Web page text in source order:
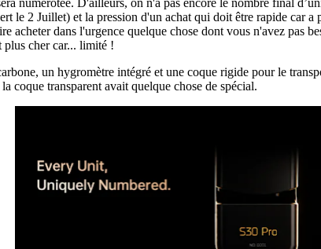
numérotée. D'ailleurs, on n'a pas encore le nombre final
le 2 Juillet) et la pression d'un achat qui doit être rapide car
acheter dans l'urgence quelque chose dont vous n'avez pas
plus cher car... limité !
un hygromètre intégré et une coque rigide pour le
coque transparent avait quelque chose de spécial.